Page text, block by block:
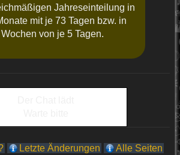
Jahreseinteilung in
mit je 73 Tagen bzw. in
von je 5 Tagen.
Letzte Änderungen
Alle Seiten